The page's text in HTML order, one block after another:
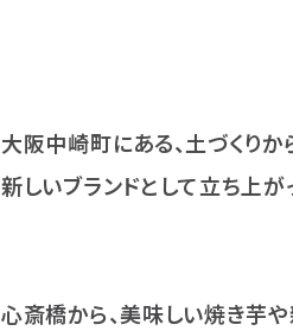
大阪中崎町にある、土づくり
新しいブランドとして立ち上が
心斎橋から、美味しい焼き芋